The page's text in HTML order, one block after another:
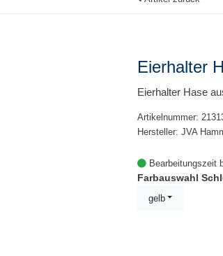
Eierhalter
Eierhalter Hase
Artikelnummer:
Hersteller: JVA
Bearbeitungszeit
Farbauswahl
gelb